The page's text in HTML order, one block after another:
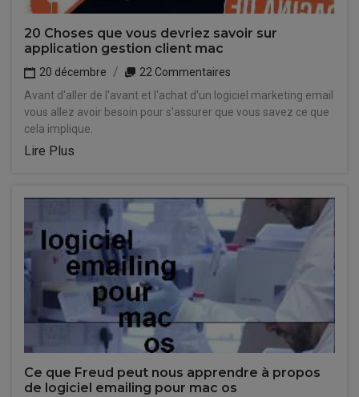
20 Choses que vous devriez savoir sur
application gestion client mac
20 décembre
22 Commentaires
Avant d'aller de l'avant et l'achat d'un logiciel marketing email
vous allez avoir besoin pour s'assurer que vous savez ce que
cela implique.
Lire Plus
Ce que Freud peut nous apprendre à propos
de logiciel emailing pour mac os